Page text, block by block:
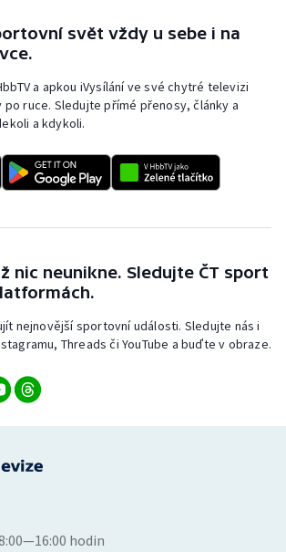
svět vždy u sebe i na
a apkou iVysílání ve své chytré televizi
po ruce. Sledujte přímé přenosy, články a
a kdykoli.
nic neunikne. Sledujte ČT sport
nejnovější sportovní události. Sledujte nás i
Threads či YouTube a buďte v obraze.
hodin